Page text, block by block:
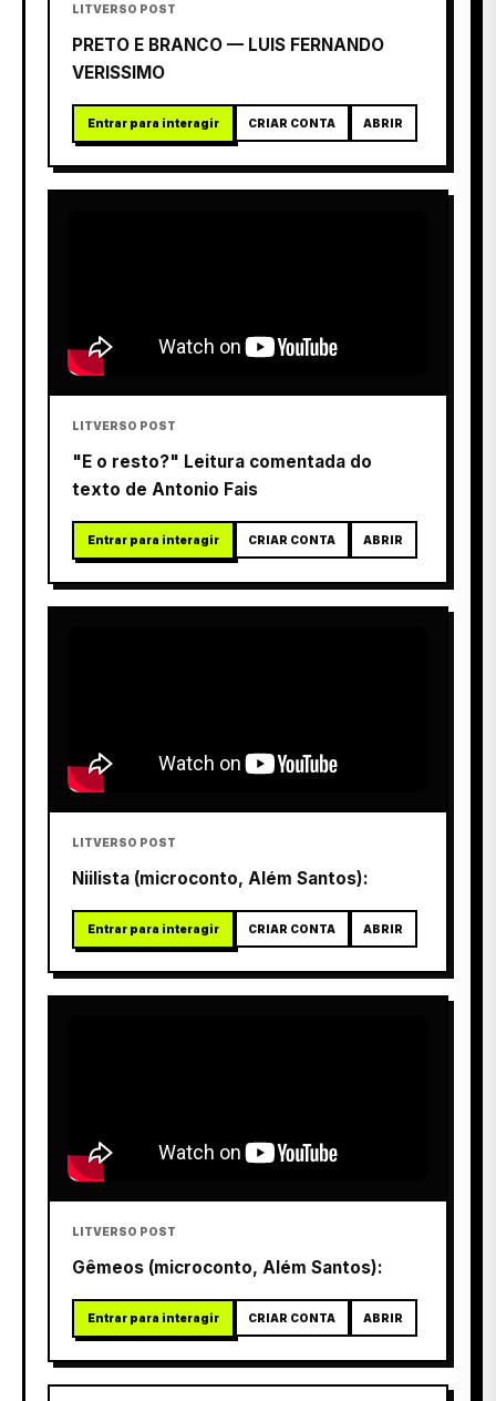
LITVERSO POST
PRETO E BRANCO — LUIS FERNANDO
VERISSIMO
Entrar para interagir CRIAR CONTA ABRIR
LITVERSO POST
"E o resto?" Leitura comentada do
texto de Antonio Fais
Entrar para interagir CRIAR CONTA ABRIR
LITVERSO POST
Niilista (microconto, Além Santos):
Entrar para interagir CRIAR CONTA ABRIR
LITVERSO POST
Gêmeos (microconto, Além Santos):
Entrar para interagir CRIAR CONTA ABRIR